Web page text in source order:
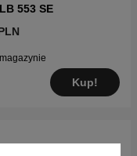
553 SE
Kup!